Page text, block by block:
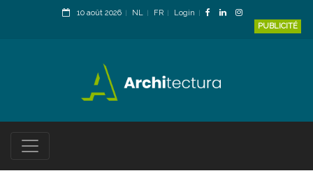
10 août 2026 NL FR
Login
PUBLICITÉ